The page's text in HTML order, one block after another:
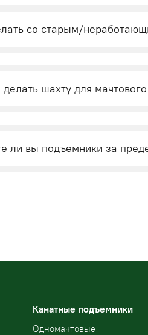
со старым/
делать шахту для
ли вы подъемники за
Канатные подъемники
Одномачтовые